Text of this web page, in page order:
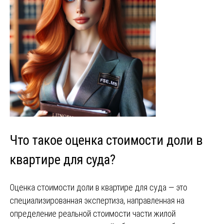
Что такое оценка стоимости доли в
квартире для суда?
Оценка стоимости доли в квартире для суда — это
специализированная экспертиза, направленная на
определение реальной стоимости части жилой